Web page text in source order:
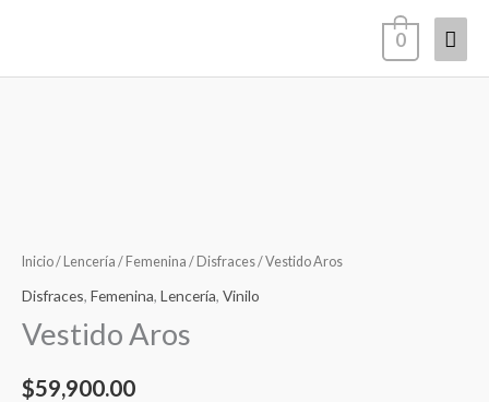
0
Inicio/ Lencería / Femenina / Disfraces/ Vestido Aros
Disfraces, Femenina, Lencería, Vinilo
Vestido Aros
$59,900.00